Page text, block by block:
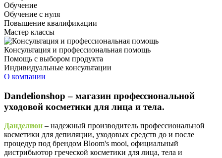
Обучение
Обучение с нуля
Повышение квалификации
Мастер классы
Консультация и профессиональная помощь
Помощь с выбором продукта
Индивидуальные консультации
О компании
Dandelionshop – магазин профессиональной
уходовой косметики для лица и тела.
Данделион – надежный производитель профессиональной
косметики для депиляции, уходовых средств до и после
процедур под брендом Bloom's mooi, официальный
дистрибьютор греческой косметики для лица, тела и